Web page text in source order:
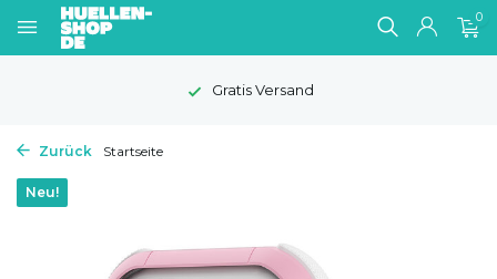
0
Gratis Versand
Zurück Startseite
Neu!